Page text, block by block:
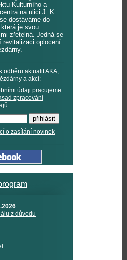
Kulturního a
na ulici J. K.
dostáváme do
je svou
zřetelná. Jedná se
revitalizaci oplocení
odběru aktualit AKA,
a akcí:
údaji pracujeme
zpracování
.
o zasílání novinek
z důvodu